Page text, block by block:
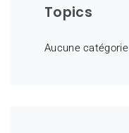
Topics
Aucune catégorie